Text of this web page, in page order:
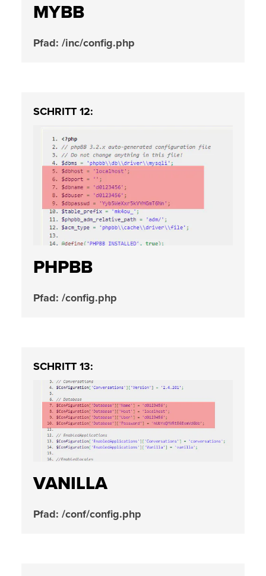
MYBB
Pfad: /inc/config.php
SCHRITT 12:
PHPBB
Pfad: /config.php
SCHRITT 13:
VANILLA
Pfad: /conf/config.php